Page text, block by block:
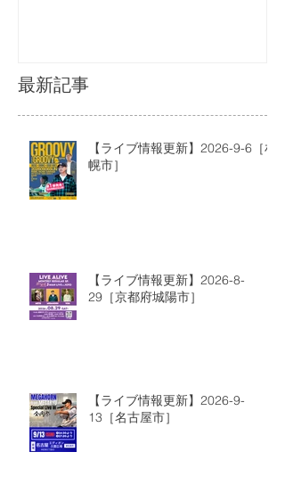
最新記事
【ライブ情報更新】2026-9-6［札
幌市］
【ライブ情報更新】2026-8-
29［京都府城陽市］
【ライブ情報更新】2026-9-
13［名古屋市］